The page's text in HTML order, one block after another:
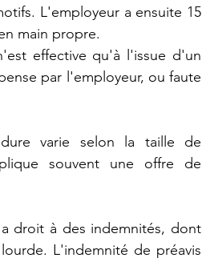
L'employeur a ensuite 15
main propre​​.
effective qu'à l'issue d'un
par l'employeur, ou faute
varie selon la taille de
souvent une offre de
droit à des indemnités, dont
L'indemnité de préavis